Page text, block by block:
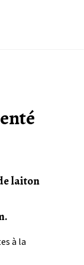
laiton
à la